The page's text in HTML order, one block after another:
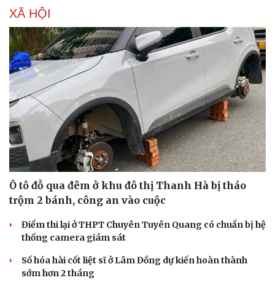
Du lịch
XÃ HỘI
Ô tô đỗ qua đêm ở khu đô thị Thanh Hà bị tháo
trộm 2 bánh, công an vào cuộc
Điểm thi lại ở THPT Chuyên Tuyên Quang có chuẩn bị hệ
thống camera giám sát
Số hóa hài cốt liệt sĩ ở Lâm Đồng dự kiến hoàn thành
sớm hơn 2 tháng